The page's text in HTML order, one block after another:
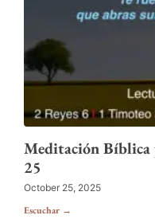
Meditación Bíblica
25
October 25, 2025
Escuchar →